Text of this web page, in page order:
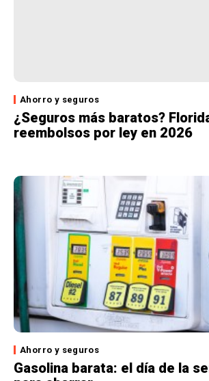
Ahorro y seguros
¿Seguros más baratos?
reembolsos por ley en 2026
Ahorro y seguros
Gasolina barata: el día de la